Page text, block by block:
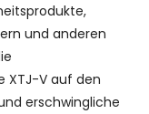
und anderen
XTJ-V auf den
erschwingliche